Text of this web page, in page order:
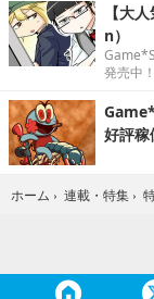
【大
n）
発売中！
好評稼
ホーム › 連載・特集 ›